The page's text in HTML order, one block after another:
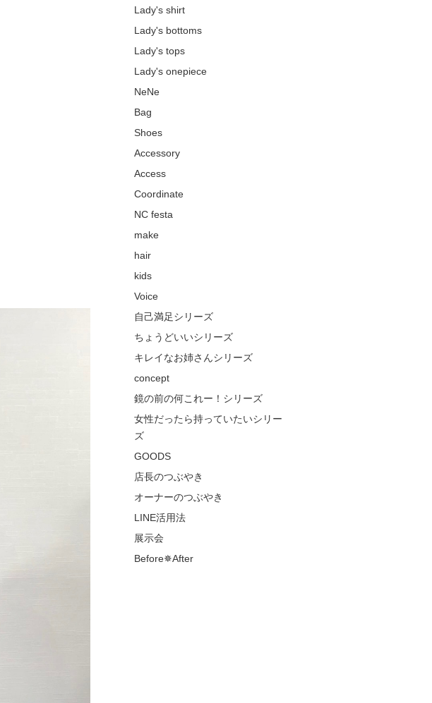
Lady's shirt
Lady's bottoms
Lady's tops
Lady's onepiece
NeNe
Bag
Shoes
Accessory
Access
Coordinate
NC festa
make
hair
kids
Voice
自己満足シリーズ
ちょうどいいシリーズ
キレイなお姉さんシリーズ
concept
鏡の前の何これー！シリーズ
女性だったら持っていたいシリー
ズ
GOODS
店長のつぶやき
オーナーのつぶやき
LINE活用法
展示会
Before✵After